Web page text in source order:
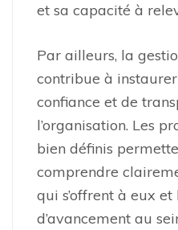
et sa capacité à
Par ailleurs, la
contribue à
confiance et de
l’organisation. Les
bien définis
comprendre
qui s’offrent à eux et
d’avancement au